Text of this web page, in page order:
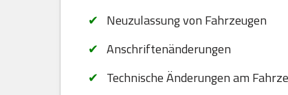
Neuzulassung von Fahrzeugen
Anschriftenänderungen
Technische Änderungen am